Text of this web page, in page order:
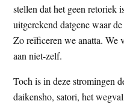
stellen dat het geen retoriek
uitgerekend datgene waar
Zo reïficeren we anatta. We
aan niet-zelf.
Toch is in deze stromingen
daikensho, satori, het